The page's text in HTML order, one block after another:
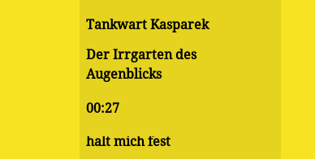
Tankwart Kasparek
Der Irrgarten des
Augenblicks
00:27
halt mich fest